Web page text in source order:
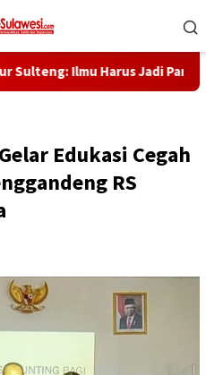
Ilmu Harus Jadi Panglima
Edukasi Cegah
RS